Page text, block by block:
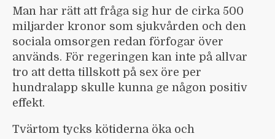
Man har rätt att fråga sig hur de cirka 500
miljarder kronor som sjukvården och den
sociala omsorgen redan förfogar över
används. För regeringen kan inte på allvar
tro att detta tillskott på sex öre per
hundralapp skulle kunna ge någon positiv
effekt.
Tvärtom tycks kötiderna öka och